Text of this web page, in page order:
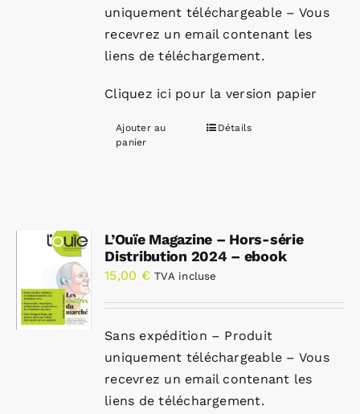
uniquement téléchargeable – Vous
recevrez un email contenant les
liens de téléchargement.
Cliquez ici pour la version papier
Ajouter au
panier
Détails
L’Ouïe Magazine – Hors-série
Distribution 2024 – ebook
15,00 € TVA incluse
Sans expédition – Produit
uniquement téléchargeable – Vous
recevrez un email contenant les
liens de téléchargement.